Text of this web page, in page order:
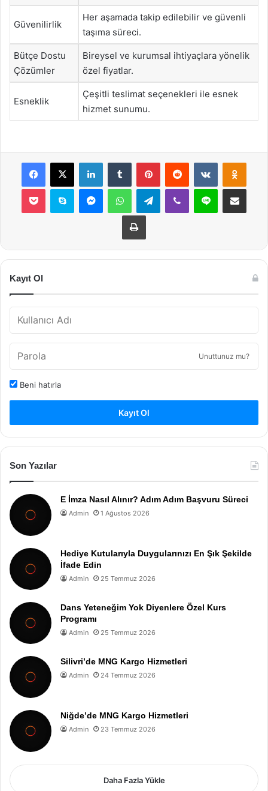
Güvenilirlik
Her aşamada takip edilebilir ve güvenli
taşıma süreci.
Bütçe Dostu
Çözümler
Bireysel ve kurumsal ihtiyaçlara yönelik
özel fiyatlar.
Esneklik
Çeşitli teslimat seçenekleri ile esnek
hizmet sunumu.
Facebook
X LinkedInTumblr PinterestReddit VKontakte
Pocket Skype MessengerWhatsAppTelegramViber Line E-Posta ile
Yazdır
Kayıt Ol
Unuttunuz mu?
Beni hatırla
Kayıt Ol
Son Yazılar
E İmza Nasıl Alınır? Adım Adım Başvuru Süreci
Admin 1 Ağustos 2026
Hediye Kutularıyla Duygularınızı En Şık Şekilde
İfade Edin
Admin 25 Temmuz 2026
Dans Yeteneğim Yok Diyenlere Özel Kurs
Programı
Admin 25 Temmuz 2026
Silivri’de MNG Kargo Hizmetleri
Admin 24 Temmuz 2026
Niğde’de MNG Kargo Hizmetleri
Admin 23 Temmuz 2026
Daha Fazla Yükle